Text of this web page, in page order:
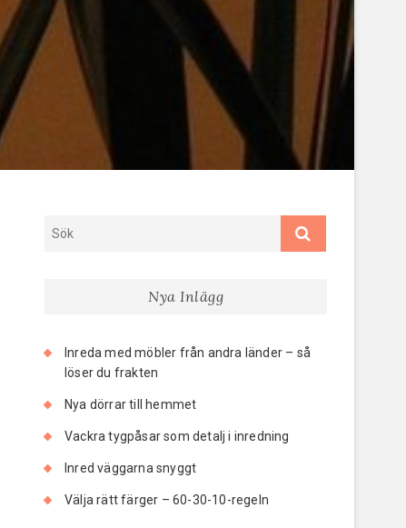
Nya Inlägg
Inreda med möbler från andra länder – så
löser du frakten
Nya dörrar till hemmet
Vackra tygpåsar som detalj i inredning
Inred väggarna snyggt
Välja rätt färger – 60-30-10-regeln